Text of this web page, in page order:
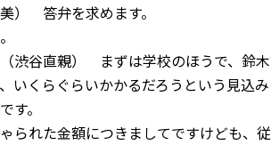
） 答弁を求めます。
渋谷直親） まずは学校のほうで、鈴
いくらぐらいかかるだろうという見込
す。
られた金額につきましてですけども、